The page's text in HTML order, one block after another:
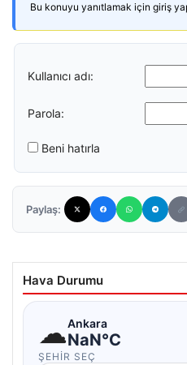
Bu konuyu yanıtlamak için giriş
Kullanıcı adı:
Parola:
Beni hatırla
Paylaş:
Hava Durumu
☁Ankara
NaN°C
ŞEHIR SEÇ